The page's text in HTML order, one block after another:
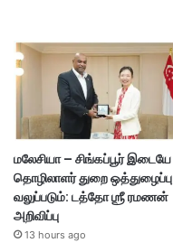
மலேசியா – சிங்கப்பூர் இடையே
தொழிலாளர் துறை ஒத்துழைப்பு
வலுப்படும்: டத்தோ ஶ்ரீ ரமணன்
அறிவிப்பு
13 hours ago